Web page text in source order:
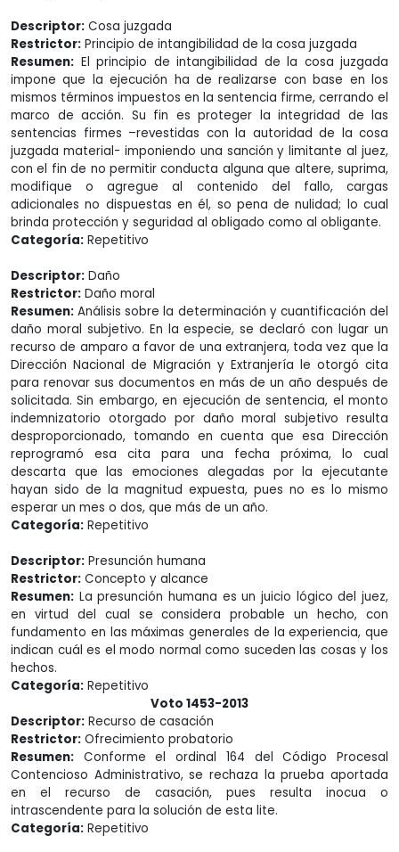
Descriptor: Cosa juzgada
Restrictor: Principio de intangibilidad de la cosa juzgada
Resumen: El principio de intangibilidad de la cosa juzgada
impone que la ejecución ha de realizarse con base en los
mismos términos impuestos en la sentencia firme, cerrando el
marco de acción. Su fin es proteger la integridad de las
sentencias firmes –revestidas con la autoridad de la cosa
juzgada material- imponiendo una sanción y limitante al juez,
con el fin de no permitir conducta alguna que altere, suprima,
modifique o agregue al contenido del fallo, cargas
adicionales no dispuestas en él, so pena de nulidad; lo cual
brinda protección y seguridad al obligado como al obligante.
Categoría: Repetitivo
Descriptor: Daño
Restrictor: Daño moral
Resumen: Análisis sobre la determinación y cuantificación del
daño moral subjetivo. En la especie, se declaró con lugar un
recurso de amparo a favor de una extranjera, toda vez que la
Dirección Nacional de Migración y Extranjería le otorgó cita
para renovar sus documentos en más de un año después de
solicitada. Sin embargo, en ejecución de sentencia, el monto
indemnizatorio otorgado por daño moral subjetivo resulta
desproporcionado, tomando en cuenta que esa Dirección
reprogramó esa cita para una fecha próxima, lo cual
descarta que las emociones alegadas por la ejecutante
hayan sido de la magnitud expuesta, pues no es lo mismo
esperar un mes o dos, que más de un año.
Categoría: Repetitivo
Descriptor: Presunción humana
Restrictor: Concepto y alcance
Resumen: La presunción humana es un juicio lógico del juez,
en virtud del cual se considera probable un hecho, con
fundamento en las máximas generales de la experiencia, que
indican cuál es el modo normal como suceden las cosas y los
hechos.
Categoría: Repetitivo
Voto 1453-2013
Descriptor: Recurso de casación
Restrictor: Ofrecimiento probatorio
Resumen: Conforme el ordinal 164 del Código Procesal
Contencioso Administrativo, se rechaza la prueba aportada
en el recurso de casación, pues resulta inocua o
intrascendente para la solución de esta lite.
Categoría: Repetitivo